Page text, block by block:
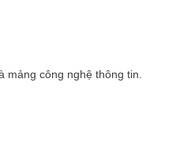
mảng công nghệ thông tin.